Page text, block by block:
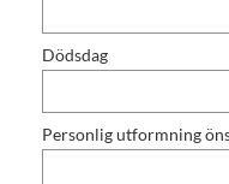
Dödsdag
Personlig utformning